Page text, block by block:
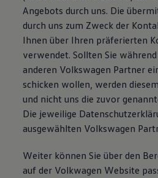
Angebots durch uns. Die
durch uns zum Zweck der
Ihnen über Ihren präferierten
verwendet. Sollten Sie
anderen Volkswagen Partner
schicken wollen, werden
und nicht uns die zuvor
Die jeweilige
ausgewählten Volkswagen
Weiter können Sie über den
auf der Volkwagen Website